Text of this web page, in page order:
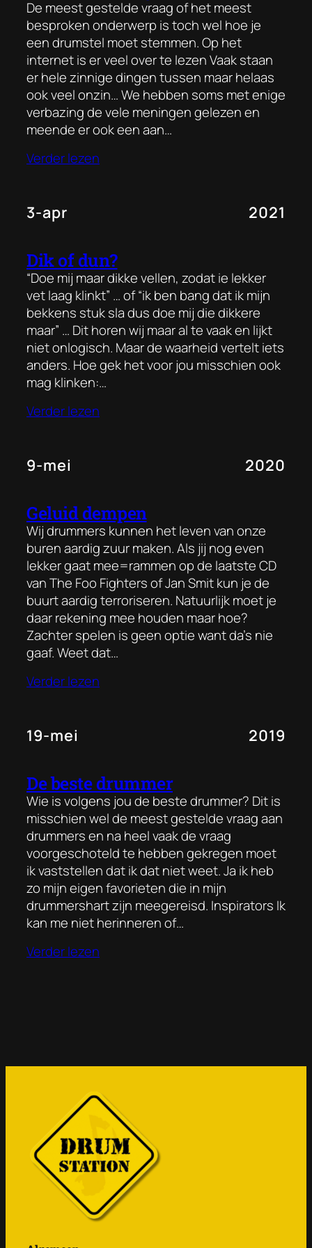
De meest gestelde vraag of het meest
besproken onderwerp is toch wel hoe je
een drumstel moet stemmen. Op het
internet is er veel over te lezen Vaak staan
er hele zinnige dingen tussen maar helaas
ook veel onzin… We hebben soms met enige
verbazing de vele meningen gelezen en
meende er ook een aan…
Verder lezen
3-apr 2021
Dik of dun?
“Doe mij maar dikke vellen, zodat ie lekker
vet laag klinkt” … of “ik ben bang dat ik mijn
bekkens stuk sla dus doe mij die dikkere
maar” … Dit horen wij maar al te vaak en lijkt
niet onlogisch. Maar de waarheid vertelt iets
anders. Hoe gek het voor jou misschien ook
mag klinken:…
Verder lezen
9-mei 2020
Geluid dempen
Wij drummers kunnen het leven van onze
buren aardig zuur maken. Als jij nog even
lekker gaat mee=rammen op de laatste CD
van The Foo Fighters of Jan Smit kun je de
buurt aardig terroriseren. Natuurlijk moet je
daar rekening mee houden maar hoe?
Zachter spelen is geen optie want da’s nie
gaaf. Weet dat…
Verder lezen
19-mei 2019
De beste drummer
Wie is volgens jou de beste drummer? Dit is
misschien wel de meest gestelde vraag aan
drummers en na heel vaak de vraag
voorgeschoteld te hebben gekregen moet
ik vaststellen dat ik dat niet weet. Ja ik heb
zo mijn eigen favorieten die in mijn
drummershart zijn meegereisd. Inspirators Ik
kan me niet herinneren of…
Verder lezen